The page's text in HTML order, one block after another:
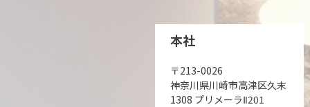
本社
〒213-0026
神奈川県川崎市高津区久末
1308 プリメーラⅡ201